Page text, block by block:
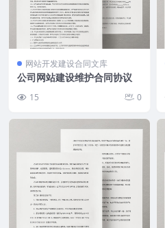
网站开发建设合同文库
公司网站建设维护合同协议
15 0